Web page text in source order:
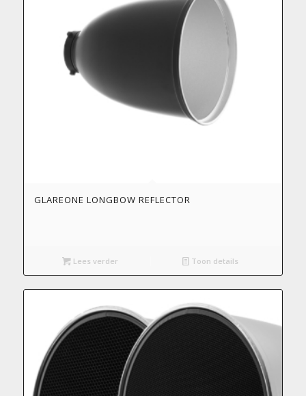
GLAREONE LONGBOW REFLECTOR
Lees verder Toon details